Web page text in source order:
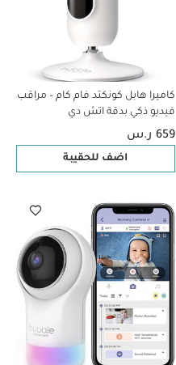
كاميرا هابل كونكتد فام كام – مراقب
فيديو ذكي بدقة اتش دي
659 ر.س
اضف للحقيبة